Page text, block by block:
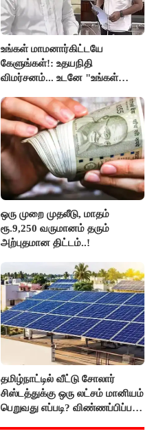
உங்கள் மாமனார்கிட்டயே
கேளுங்கள்!: உதயநிதி
விமர்சனம்... உடனே "உங்கள்
ஆதவ் அர்ஜுனா பதிலடி!
ஒரு முறை முதலீடு, மாதம்
ரூ.9,250 வருமானம் தரும்
அற்புதமான திட்டம்..!
தமிழ்நாட்டில் வீட்டு சோலார்
சிஸ்டத்துக்கு ஒரு லட்சம் மானியம்
பெறுவது எப்படி? விண்ணப்பிப்பது